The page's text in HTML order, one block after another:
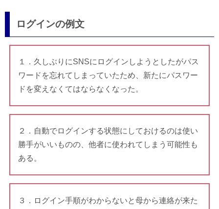
ログインの例文
１．久しぶりにSNSにログインしようとしたがパス
ワードを忘れてしまっていたため、新たにパスワー
ドを変えなくてはならなくなった。
２．自動でログインする状態にしておけるのは使い
勝手がいいものの、他者に使われてしまう可能性も
ある。
３．ログイン手順がわからないと母から連絡が来た